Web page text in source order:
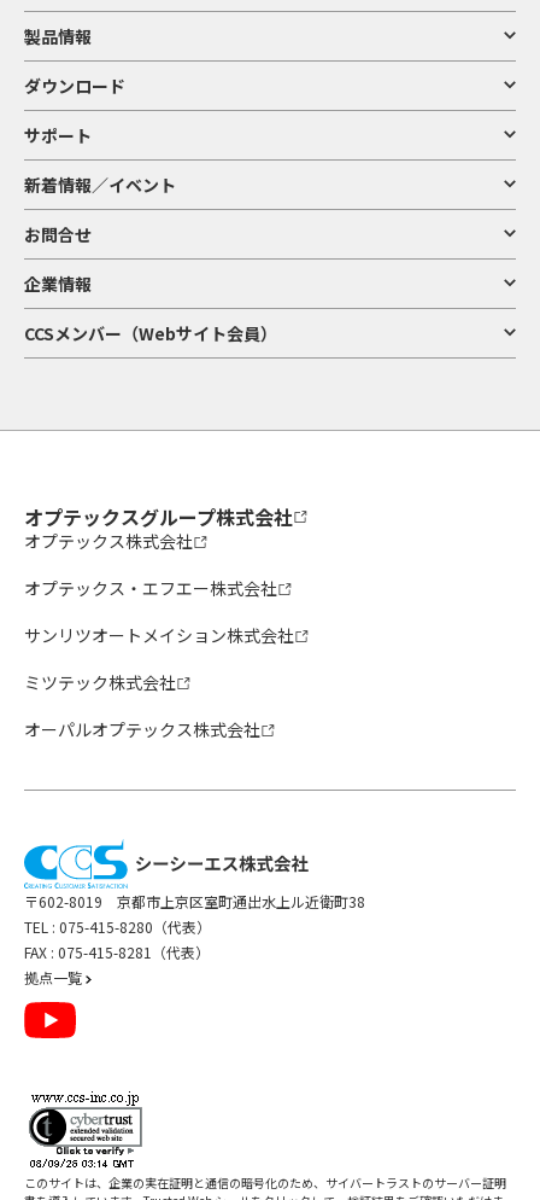
製品情報
ダウンロード
サポート
新着情報／イベント
お問合せ
企業情報
CCSメンバー（Webサイト会員）
オプテックスグループ株式会社
オプテックス株式会社
オプテックス・エフエー株式会社
サンリツオートメイション株式会社
ミツテック株式会社
オーパルオプテックス株式会社
〒602-8019 京都市上京区室町通出水上ル近衛町38
TEL : 075-415-8280（代表）
FAX : 075-415-8281（代表）
拠点一覧
このサイトは、企業の実在証明と通信の暗号化のため、サイバートラストのサーバー証明